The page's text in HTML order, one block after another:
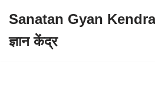
to
Sanatan Gyan
ज्ञान केंद्र